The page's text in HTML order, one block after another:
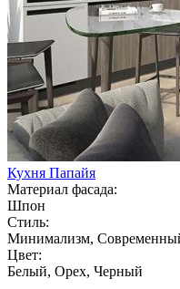
Кухня Папайя
Материал фасада:
Шпон
Стиль:
Минимализм,
Цвет:
Белый, Орех, Черный